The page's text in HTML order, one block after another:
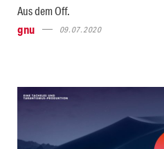
Aus dem Off.
gnu
09.07.2020